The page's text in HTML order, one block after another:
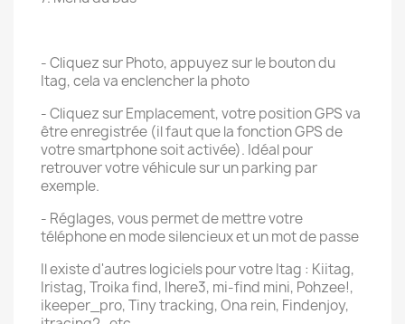
- Cliquez sur Photo, appuyez sur le bouton du
Itag, cela va enclencher la photo
- Cliquez sur Emplacement, votre position GPS va
être enregistrée (il faut que la fonction GPS de
votre smartphone soit activée). Idéal pour
retrouver votre véhicule sur un parking par
exemple.
- Réglages, vous permet de mettre votre
téléphone en mode silencieux et un mot de passe
Il existe d'autres logiciels pour votre Itag : Kiitag,
Iristag, Troika find, Ihere3, mi-find mini, Pohzee!,
ikeeper_pro, Tiny tracking, Ona rein, Findenjoy,